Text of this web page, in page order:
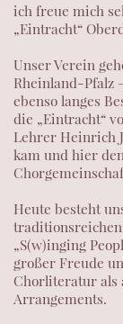
ich freue mich
„Eintracht“
Unser Verein
Rheinland-Pfalz
ebenso langes
die „Eintracht“
Lehrer Heinrich
kam und hier
Heute besteht
„S(w)inging
großer Freude
Chorliteratur als
Arrangements.